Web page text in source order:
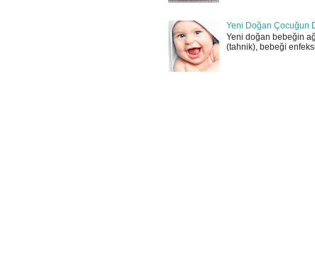
Yeni Doğan Çocuğun
Yeni doğan bebeğin
(tahnik), bebeği